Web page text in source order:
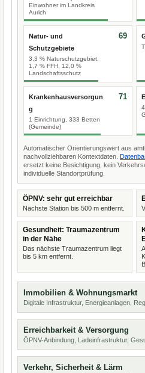
Einwohner im Landkreis
Aurich
Natur- und
Schutzgebiete
3,3 % Naturschutzgebiet,
1,7 % FFH, 12,0 %
Landschaftsschutz
69
Krankenhausversorgun
g
1 Einrichtung, 333 Betten
(Gemeinde)
71
Automatischer Orientierungswert aus
nachvollziehbaren Kontextdaten.
ersetzt keine Besichtigung, kein
individuelle Standortprüfung.
ÖPNV: sehr gut erreichbar
Nächste Station bis 500 m entfernt.
Gesundheit: Traumazentrum
in der Nähe
Das nächste Traumazentrum liegt
bis 5 km entfernt.
Immobilien & Wohnungsmarkt
Digitale Infrastruktur, Energieanlagen,
Erreichbarkeit & Versorgung
ÖPNV-Anbindung, Ladeinfrastruktur,
Verkehr, Sicherheit & Lärm